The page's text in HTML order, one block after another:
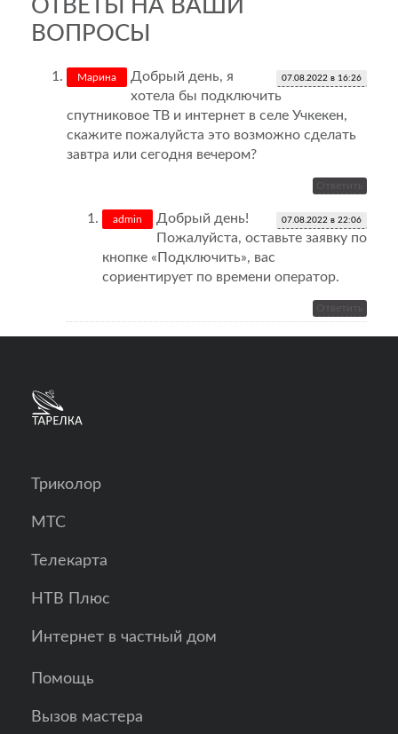
ОТВЕТЫ НА ВАШИ
ВОПРОСЫ
Марина 07.08.2022 в 16:26
Добрый день, я
хотела бы подключить
спутниковое ТВ и интернет в селе Учкекен,
скажите пожалуйста это возможно сделать
завтра или сегодня вечером?
Ответить
admin 07.08.2022 в 22:06
Добрый день!
Пожалуйста, оставьте заявку по
кнопке «Подключить», вас
сориентирует по времени оператор.
Ответить
Триколор
МТС
Телекарта
НТВ Плюс
Интернет в частный дом
Помощь
Вызов мастера